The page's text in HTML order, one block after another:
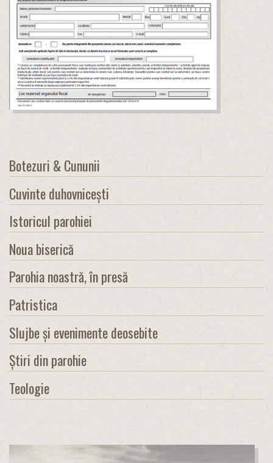
Botezuri & Cununii
Cuvinte duhovnicești
Istoricul parohiei
Noua biserică
Parohia noastră, în presă
Patristica
Slujbe și evenimente deosebite
Știri din parohie
Teologie